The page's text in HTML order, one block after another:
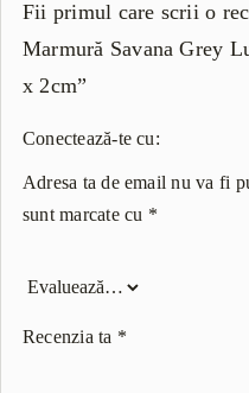
Fii primul care scrii o
Marmură Savana Grey
x 2cm”
Conectează-te cu:
Adresa ta de email nu va fi
sunt marcate cu *
Recenzia ta *